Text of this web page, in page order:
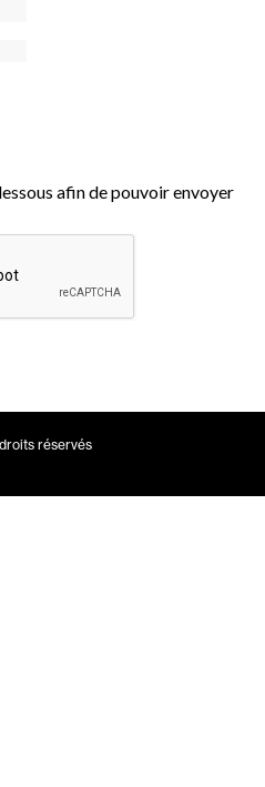
afin de pouvoir envoyer
réservés